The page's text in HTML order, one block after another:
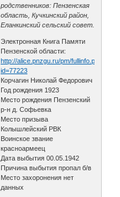
родственников: Пензенская
область, Кучкинский район,
Еланкинский сельский совет.
Электронная Книга Памяти
Пензенской области:
http://alice.pnzgu.ru/pm/fullinfo.php?
id=77223
Корчагин Николай Федорович
Год рождения 1923
Место рождения Пензенский
р-н д. Софьевка
Место призыва
Колышлейский РВК
Воинское звание
красноармеец
Дата выбытия 00.05.1942
Причина выбытия пропал б/в
Место захоронения нет
данных